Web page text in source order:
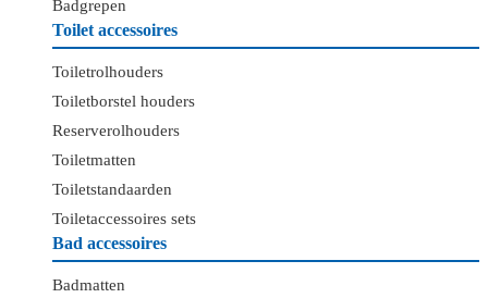
Badgrepen
Toilet accessoires
Toiletrolhouders
Toiletborstel houders
Reserverolhouders
Toiletmatten
Toiletstandaarden
Toiletaccessoires sets
Bad accessoires
Badmatten